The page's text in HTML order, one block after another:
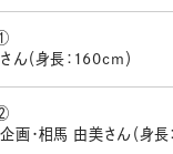
ん（身長：160cm）
・相馬 由美さん（身長